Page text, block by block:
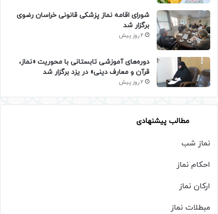
شورای اقامه نماز پزشکی قانونی خراسان رضوی
برگزار شد
2 روز پیش
دوره‌های آموزشی تابستانی با محوریت «نماز،
قرآن و معارف دینی» در یزد برگزار شد
2 روز پیش
مطالب پیشنهادی
نماز شب
احکام نماز
ارکان نماز
مبطلات نماز